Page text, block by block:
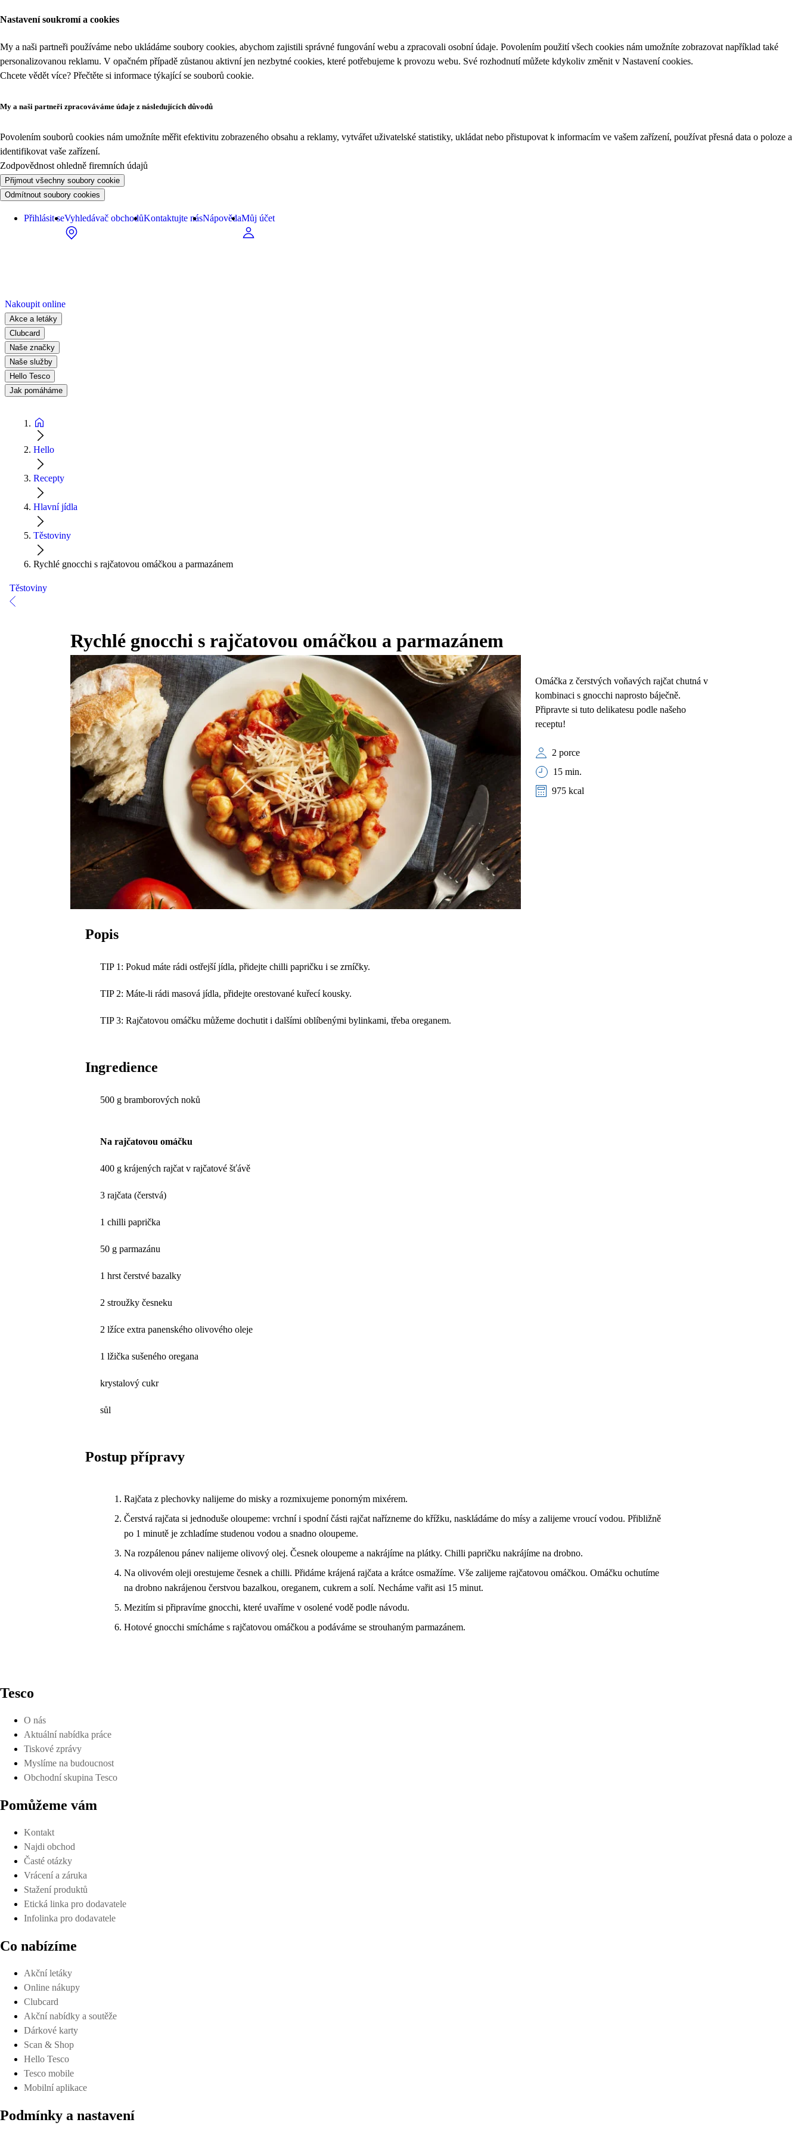
Nastavení soukromí a cookies
My a naši partneři používáme nebo ukládáme soubory cookies, abychom zajistili správné fungování webu a zpracovali osobní údaje. Povolením použití všech cookies nám umožníte zobrazovat například také
personalizovanou reklamu. V opačném případě zůstanou aktivní jen nezbytné cookies, které potřebujeme k provozu webu. Své rozhodnutí můžete kdykoliv změnit v Nastavení cookies.
Chcete vědět více? Přečtěte si informace týkající se souborů cookie.
My a naši partneři zpracováváme údaje z následujících důvodů
Povolením souborů cookies nám umožníte měřit efektivitu zobrazeného obsahu a reklamy, vytvářet uživatelské statistiky, ukládat nebo přistupovat k informacím ve vašem zařízení, používat přesná data o poloze a
identifikovat vaše zařízení.
Zodpovědnost ohledně firemních údajů
Přijmout všechny soubory cookie
Odmítnout soubory cookies
Přihlásit seVyhledávač obchodůKontaktujte násNápovědaMůj účet
Nakoupit online
Akce a letáky
Clubcard
Naše značky
Naše služby
Hello Tesco
Jak pomáháme
Hello
Recepty
Hlavní jídla
Těstoviny
Rychlé gnocchi s rajčatovou omáčkou a parmazánem
Těstoviny
Rychlé gnocchi s rajčatovou omáčkou a parmazánem
Omáčka z čerstvých voňavých rajčat chutná v
kombinaci s gnocchi naprosto báječně.
Připravte si tuto delikatesu podle našeho
receptu!
2 porce
15 min.
975 kcal
Popis
TIP 1: Pokud máte rádi ostřejší jídla, přidejte chilli papričku i se zrníčky.
TIP 2: Máte-li rádi masová jídla, přidejte orestované kuřecí kousky.
TIP 3: Rajčatovou omáčku můžeme dochutit i dalšími oblíbenými bylinkami, třeba oreganem.
Ingredience
500 g bramborových noků
Na rajčatovou omáčku
400 g krájených rajčat v rajčatové šťávě
3 rajčata (čerstvá)
1 chilli paprička
50 g parmazánu
1 hrst čerstvé bazalky
2 stroužky česneku
2 lžíce extra panenského olivového oleje
1 lžička sušeného oregana
krystalový cukr
sůl
Postup přípravy
Rajčata z plechovky nalijeme do misky a rozmixujeme ponorným mixérem.
Čerstvá rajčata si jednoduše oloupeme: vrchní i spodní části rajčat nařízneme do křížku, naskládáme do mísy a zalijeme vroucí vodou. Přibližně
po 1 minutě je zchladíme studenou vodou a snadno oloupeme.
Na rozpálenou pánev nalijeme olivový olej. Česnek oloupeme a nakrájíme na plátky. Chilli papričku nakrájíme na drobno.
Na olivovém oleji orestujeme česnek a chilli. Přidáme krájená rajčata a krátce osmažíme. Vše zalijeme rajčatovou omáčkou. Omáčku ochutíme
na drobno nakrájenou čerstvou bazalkou, oreganem, cukrem a solí. Necháme vařit asi 15 minut.
Mezitím si připravíme gnocchi, které uvaříme v osolené vodě podle návodu.
Hotové gnocchi smícháme s rajčatovou omáčkou a podáváme se strouhaným parmazánem.
Tesco
O nás
Aktuální nabídka práce
Tiskové zprávy
Myslíme na budoucnost
Obchodní skupina Tesco
Pomůžeme vám
Kontakt
Najdi obchod
Časté otázky
Vrácení a záruka
Stažení produktů
Etická linka pro dodavatele
Infolinka pro dodavatele
Co nabízíme
Akční letáky
Online nákupy
Clubcard
Akční nabídky a soutěže
Dárkové karty
Scan & Shop
Hello Tesco
Tesco mobile
Mobilní aplikace
Podmínky a nastavení